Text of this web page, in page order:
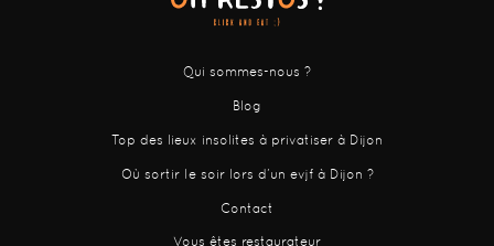
Qui sommes-nous ?
Blog
Top des lieux insolites à privatiser à Dijon
Où sortir le soir lors d’un evjf à Dijon ?
Contact
Vous êtes restaurateur